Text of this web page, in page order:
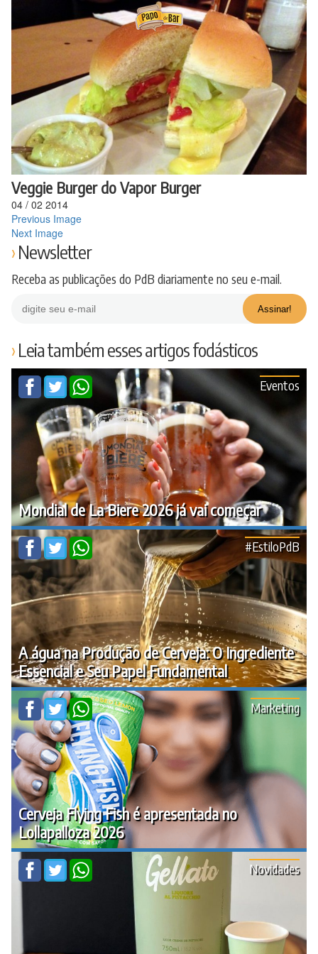
Veggie Burger do Vapor Burger
04 / 02 2014
Previous Image
Next Image
Newsletter
Receba as publicações do PdB diariamente no seu e-mail.
Leia também esses artigos fodásticos
Mondial de La Biere 2026 já vai começar
Eventos
A água na Produção de Cerveja: O Ingrediente
Essencial e Seu Papel Fundamental
#EstiloPdB
Cerveja Flying Fish é apresentada no
Lollapalloza 2026
Marketing
Novidades